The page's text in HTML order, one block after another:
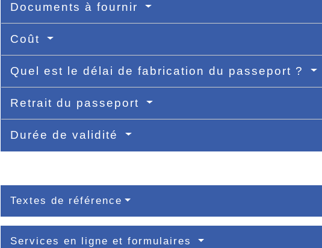
Documents à fournir
Coût
Quel est le délai de fabrication du passeport ?
Retrait du passeport
Durée de validité
Textes de référence
Services en ligne et formulaires